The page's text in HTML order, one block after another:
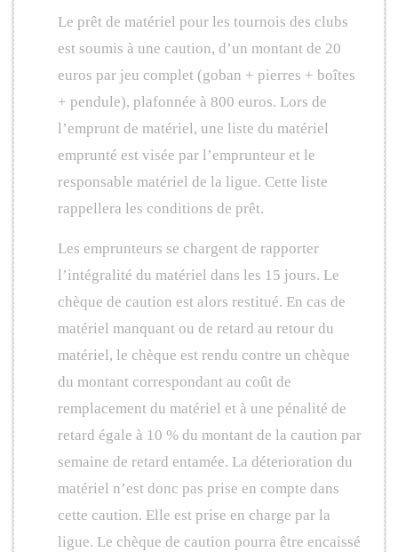
Le prêt de matériel pour les tournois des clubs
est soumis à une caution, d’un montant de 20
euros par jeu complet (goban + pierres + boîtes
+ pendule), plafonnée à 800 euros. Lors de
l’emprunt de matériel, une liste du matériel
emprunté est visée par l’emprunteur et le
responsable matériel de la ligue. Cette liste
rappellera les conditions de prêt.
Les emprunteurs se chargent de rapporter
l’intégralité du matériel dans les 15 jours. Le
chèque de caution est alors restitué. En cas de
matériel manquant ou de retard au retour du
matériel, le chèque est rendu contre un chèque
du montant correspondant au coût de
remplacement du matériel et à une pénalité de
retard égale à 10 % du montant de la caution par
semaine de retard entamée. La déterioration du
matériel n’est donc pas prise en compte dans
cette caution. Elle est prise en charge par la
ligue. Le chèque de caution pourra être encaissé